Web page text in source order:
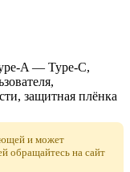
A — Type-C,
защитная плёнка
и может
обращайтесь на сайт